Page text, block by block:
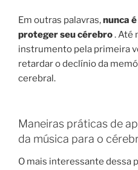
Em outras palavras,nunca
proteger seu cérebro. Até
instrumento pela primeira
retardar o declínio da
cerebral.
Maneiras práticas de
da música para o
O mais interessante dessa